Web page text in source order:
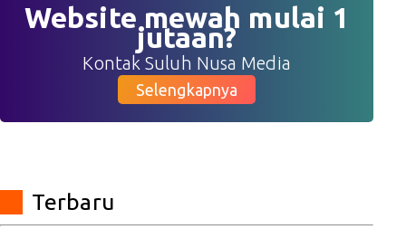
Website mewah mulai 1
jutaan?
Kontak Suluh Nusa Media
Selengkapnya
Terbaru